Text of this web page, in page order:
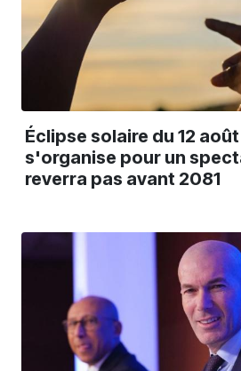
Éclipse solaire du 12 août
s'organise pour un
reverra pas avant 2081